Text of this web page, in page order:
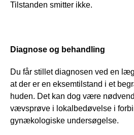
Tilstanden smitter ikke.
Diagnose og behandling
Du får stillet diagnosen ved en
at der er en eksemtilstand i et
huden. Det kan dog være
vævsprøve i lokalbedøvelse i
gynækologiske undersøgelse.